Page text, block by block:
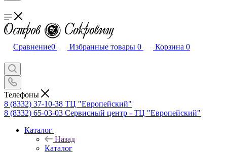
Сравнение0 Избранные товары 0 Корзина 0
Телефоны
8 (8332) 37-10-38 ТЦ "Европейский"
8 (8332) 65-03-03 Сервисный центр - ТЦ "Европейский"
Каталог
Назад
Каталог